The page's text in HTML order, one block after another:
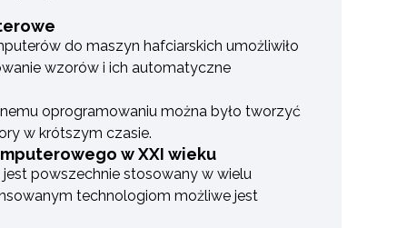
do maszyn hafciarskich umożliwiło
wzorów i ich automatyczne
oprogramowaniu można było tworzyć
w krótszym czasie.
w XXI wieku
powszechnie stosowany w wielu
technologiom możliwe jest